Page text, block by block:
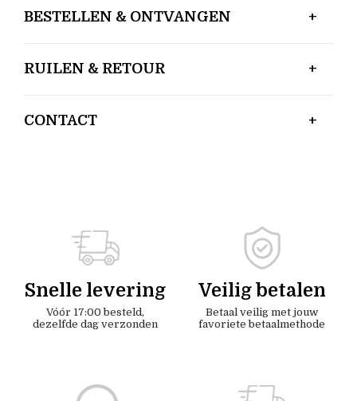
BESTELLEN & ONTVANGEN
RUILEN & RETOUR
CONTACT
Snelle levering
Vóór 17:00 besteld,
dezelfde dag verzonden
Veilig betalen
Betaal veilig met jouw
favoriete betaalmethode